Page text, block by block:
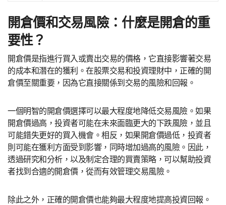
開倉價和交易風險：什麼是開倉的重
要性？
開倉價是指進行買入或賣出交易的價格，它直接影響著交易
的成本和潛在的獲利。在股票交易和投資理財中，正確的開
倉價至關重要，因為它直接關係到交易的風險和回報。
一個明智的開倉價選擇可以最大程度地降低交易風險。如果
開倉價過高，投資者可能在未來面臨更大的下跌風險，並且
可能錯失更好的買入機會。相反，如果開倉價過低，投資者
則可能在獲利方面受到影響，同時增加過高的風險。因此，
透過研究和分析，以及制定合理的買賣策略，可以幫助投資
者找到合適的開倉價，從而有效管理交易風險。
除此之外，正確的開倉價也能夠最大程度地提高投資回報。